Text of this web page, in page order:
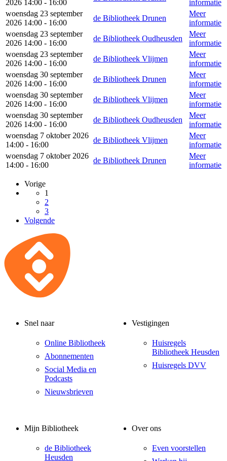
2026 14:00 - 16:00
informatie
woensdag 23 september
2026 14:00 - 16:00
de Bibliotheek Drunen
Meer
informatie
woensdag 23 september
2026 14:00 - 16:00
de Bibliotheek Oudheusden
Meer
informatie
woensdag 23 september
2026 14:00 - 16:00
de Bibliotheek Vlijmen
Meer
informatie
woensdag 30 september
2026 14:00 - 16:00
de Bibliotheek Drunen
Meer
informatie
woensdag 30 september
2026 14:00 - 16:00
de Bibliotheek Vlijmen
Meer
informatie
woensdag 30 september
2026 14:00 - 16:00
de Bibliotheek Oudheusden
Meer
informatie
woensdag 7 oktober 2026
14:00 - 16:00
de Bibliotheek Vlijmen
Meer
informatie
woensdag 7 oktober 2026
14:00 - 16:00
de Bibliotheek Drunen
Meer
informatie
Vorige
1
2
3
Volgende
Snel naar
Online Bibliotheek
Abonnementen
Social Media en
Podcasts
Nieuwsbrieven
Vestigingen
Huisregels
Bibliotheek Heusden
Huisregels DVV
Mijn Bibliotheek
de Bibliotheek
Heusden
Over ons
Even voorstellen